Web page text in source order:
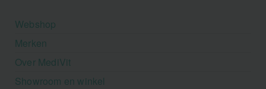
Webshop
Merken
Over MediVit
Showroom en winkel